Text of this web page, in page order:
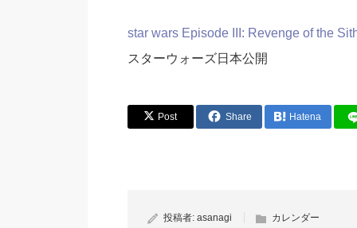
star wars Episode III: Revenge of the
スターウォーズ日本公開
Post Share Hatena
投稿者: asanagi カレンダー